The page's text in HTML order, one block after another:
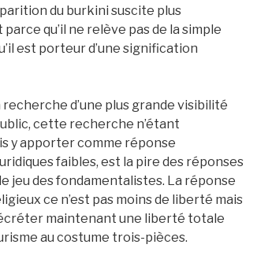
du burkini suscite plus
qu’il ne relève pas de la simple
est porteur d’une signification
recherche d’une plus grande visibilité
cette recherche n’étant
y apporter comme réponse
faibles, est la pire des réponses
jeu des fondamentalistes. La réponse
ce n’est pas moins de liberté mais
maintenant une liberté totale
au costume trois-pièces.